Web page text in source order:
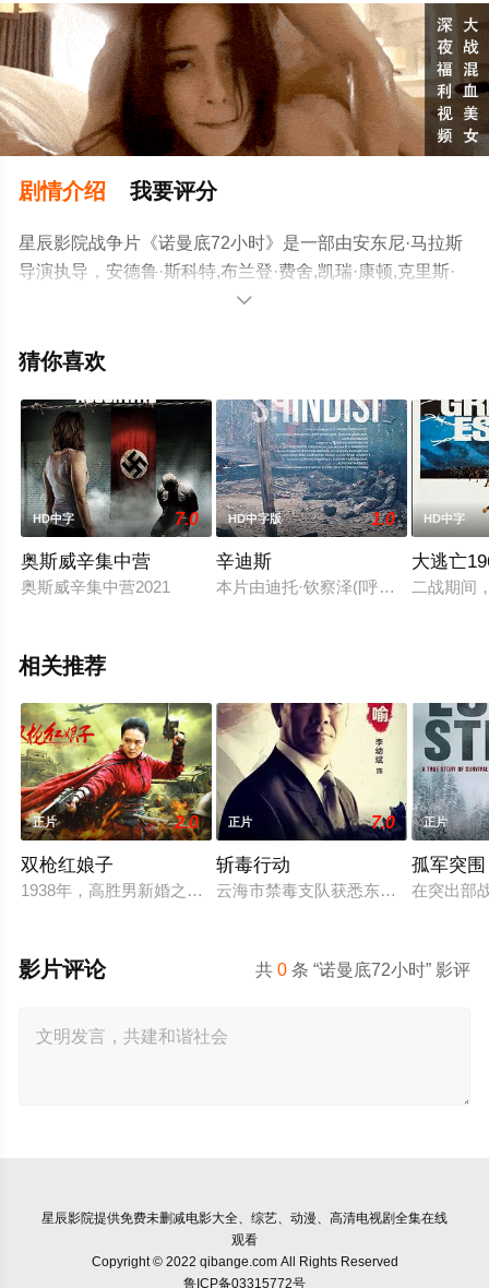
剧情介绍 我要评分
星辰影院战争片《诺曼底72小时》是一部由安东尼·马拉斯
导演执导，安德鲁·斯科特,布兰登·费舍,凯瑞·康顿,克里斯·
梅西纳等明星演员精彩演绎的美国电影，手机免费观看高
可移步至豆瓣电影、电视猫或剧情网等平台了解。

猜你喜欢
HD中字 7.0
奥斯威辛集中营
奥斯威辛集中营2021
HD中字版 1.0
辛迪斯
本片由迪托·钦察泽([呼吸之间])执导
HD中字
大逃亡
二战期间
相关推荐
正片 2.0
双枪红娘子
1938年，高胜男新婚之日，丈夫被日军残害，父辈亦遭屠戮。
正片 7.0
斩毒行动
云海市禁毒支队获悉东南亚毒王廖爷
正片
孤军突围
在突出部
共0 条 “诺曼底72小时” 影评
影片评论
星辰影院提供免费未删减电影大全、综艺、动漫、高清电视剧全集在线
观看
Copyright © 2022 qibange.com All Rights Reserved
鲁ICP备03315772号